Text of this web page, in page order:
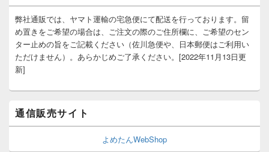
弊社通販では、ヤマト運輸の宅急便にて配送を行っております。留
め置きをご希望の場合は、ご注文の際のご住所欄に、ご希望のセン
ター止めの旨をご記載ください（佐川急便や、日本郵便はご利用い
ただけません）。あらかじめご了承ください。[2022年11月13日更
新]
通信販売サイト
よめたんWebShop